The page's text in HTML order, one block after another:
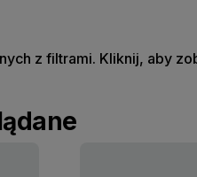
z filtrami. Kliknij, aby